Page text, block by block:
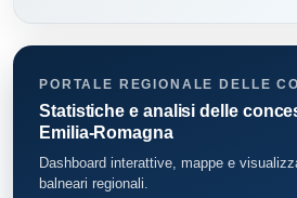
PORTALE REGIONALE DELLE
Statistiche e analisi delle
Emilia-Romagna
Dashboard interattive, mappe e
balneari regionali.